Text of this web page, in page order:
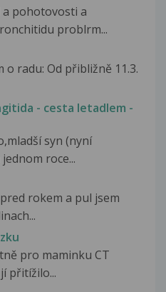
a pohotovosti a
problrm...
radu: Od přibližně 11.3.
- cesta letadlem -
syn (nyní
roce...
rokem a pul jsem
pro maminku CT
přitížilo...